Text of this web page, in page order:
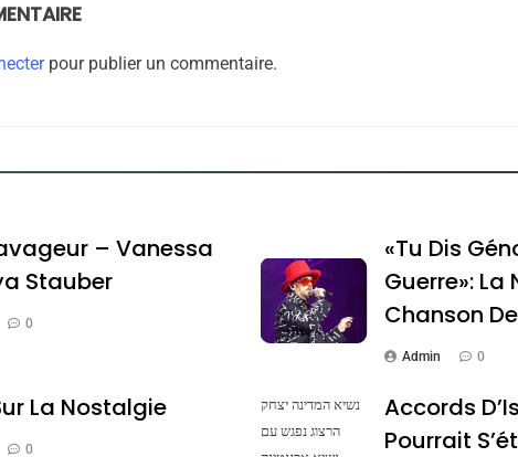
pour publier un commentaire.
– Vanessa
Stauber
0
«Tu Dis
Guerre»: La
Chanson
Admin 0
La Nostalgie
0
נשיא המדינה יצחק
הרצוג נפגש עם
Accords
Pourrait